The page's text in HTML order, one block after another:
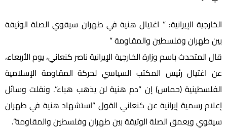
الخارجية الإيرانية: ” اغتيال هنية في طهران سيقوي الصلة الوثيقة
بين طهران وفلسطين والمقاومة ”
قال المتحدث باسم وزارة الخارجية الإيرانية ناصر كنعاني، يوم الأربعاء،
عن اغتيال رئيس المكتب السياسي لحركة المقاومة الإسلامية
الفلسطينية (حماس) إن “دم هنية لن يذهب هباء”. ونقلت وسائل
إعلام رسمية إيرانية عن كنعاني القول “استشهاد هنية في طهران
سيقوي ويعمق الصلة الوثيقة بين طهران وفلسطين والمقاومة”.